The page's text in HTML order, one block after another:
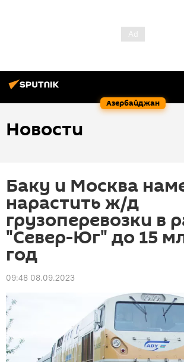
Азербайджан
Новости
Баку и Москва
нарастить ж/д
грузоперевозки в
"Север-Юг" до 15
год
09:48 08.09.2023